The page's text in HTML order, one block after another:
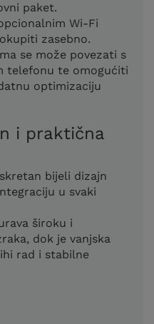
paket.
Wi-Fi
zasebno.
se može povezati s
telefonu te omogućiti
optimizaciju
i praktična
bijeli dizajn
u svaki
široku i
dok je vanjska
rad i stabilne